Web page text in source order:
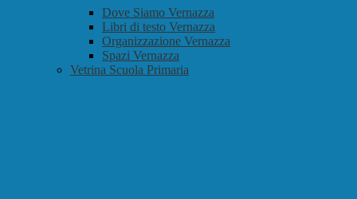
Dove Siamo Vernazza
Libri di testo Vernazza
Organizzazione Vernazza
Spazi Vernazza
Vetrina Scuola Primaria